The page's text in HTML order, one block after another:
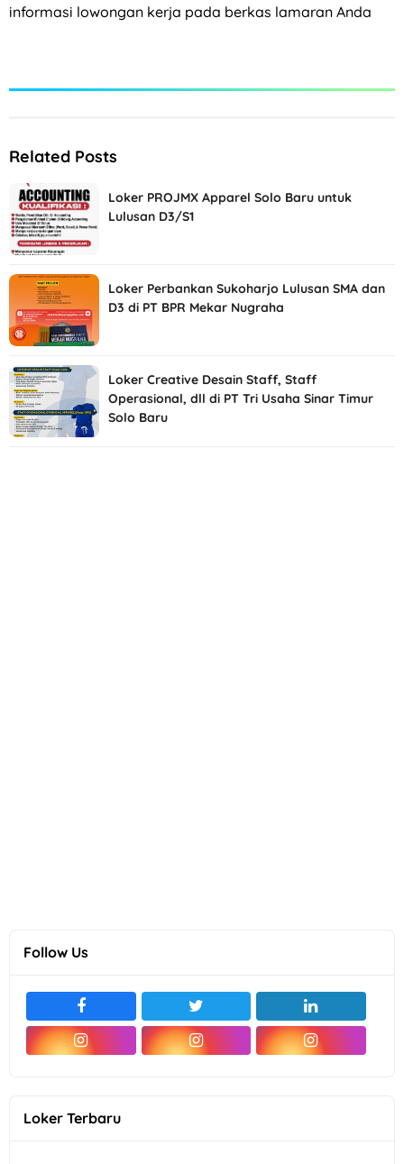
informasi lowongan kerja pada berkas lamaran Anda
Related Posts
Loker PROJMX Apparel Solo Baru untuk
Lulusan D3/S1
Loker Perbankan Sukoharjo Lulusan SMA dan
D3 di PT BPR Mekar Nugraha
Loker Creative Desain Staff, Staff
Operasional, dll di PT Tri Usaha Sinar Timur
Solo Baru
Follow Us
Loker Terbaru